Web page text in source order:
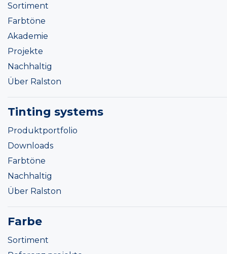
Sortiment
Farbtöne
Akademie
Projekte
Nachhaltig
Über Ralston
Tinting systems
Produktportfolio
Downloads
Farbtöne
Nachhaltig
Über Ralston
Farbe
Sortiment